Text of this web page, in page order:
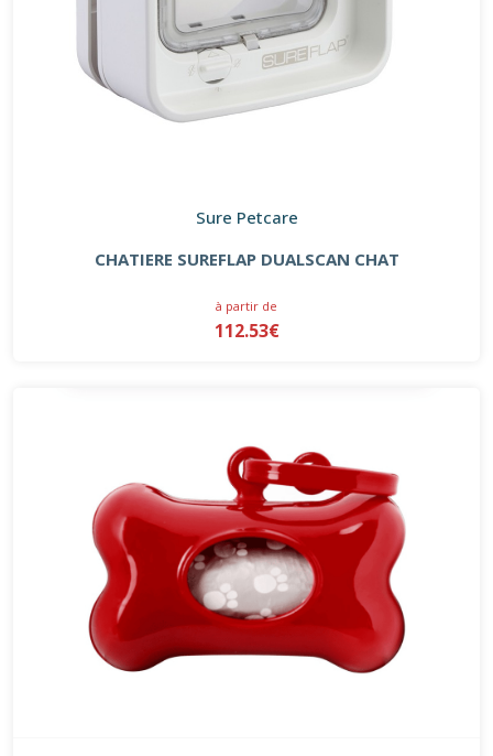
Sure Petcare
CHATIERE SUREFLAP DUALSCAN CHAT
à partir de
112.53€